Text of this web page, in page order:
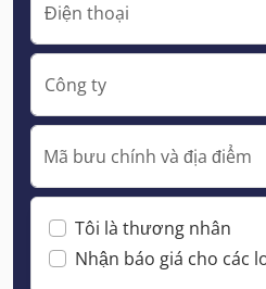
Điện thoại
Công ty
Mã bưu chính và địa điểm
Tôi là thương nhân
Nhận báo giá cho các